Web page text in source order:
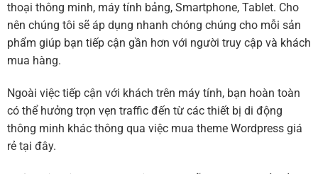
thoại thông minh, máy tính bảng, Smartphone, Tablet. Cho
nên chúng tôi sẽ áp dụng nhanh chóng chúng cho mỗi sản
phẩm giúp bạn tiếp cận gần hơn với người truy cập và khách
mua hàng.
Ngoài việc tiếp cận với khách trên máy tính, bạn hoàn toàn
có thể hưởng trọn vẹn traffic đến từ các thiết bị di động
thông minh khác thông qua việc mua theme Wordpress giá
rẻ tại đây.